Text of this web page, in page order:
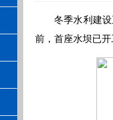
冬季水利建
前，首座水坝已